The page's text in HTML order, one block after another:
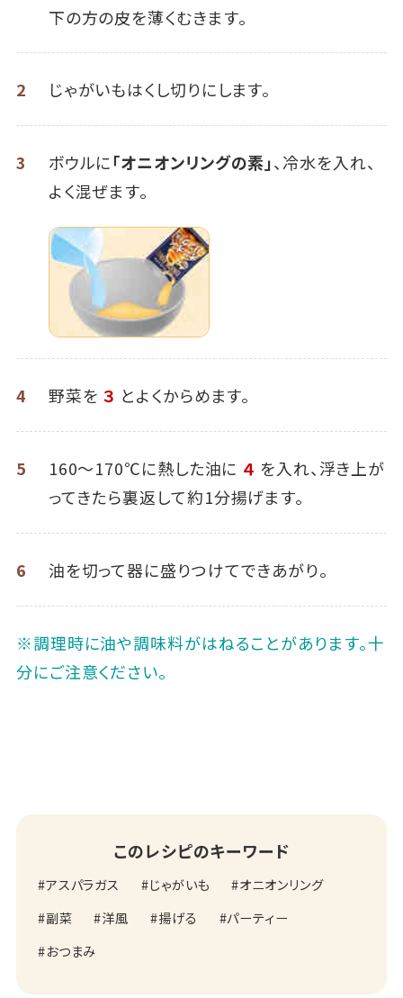
下の方の皮を薄くむきます。
2 じゃがいもはくし切りにします。
3 ボウルに「オニオンリングの素」、冷水を入れ、
よく混ぜます。
4 野菜を ３ とよくからめます。
5 160～170℃に熱した油に ４ を入れ、浮き上が
ってきたら裏返して約1分揚げます。
6 油を切って器に盛りつけてできあがり。
※調理時に油や調味料がはねることがあります。十
分にご注意ください。
このレシピのキーワード
アスパラガス じゃがいも
オニオンリング
副菜
洋風 揚げる
パーティー
おつまみ